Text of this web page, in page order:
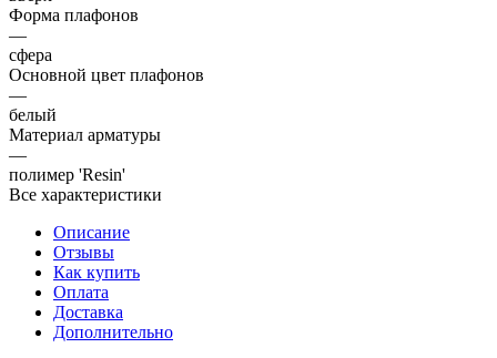
Форма плафонов
—
сфера
Основной цвет плафонов
—
белый
Материал арматуры
—
полимер 'Resin'
Все характеристики
Описание
Отзывы
Как купить
Оплата
Доставка
Дополнительно